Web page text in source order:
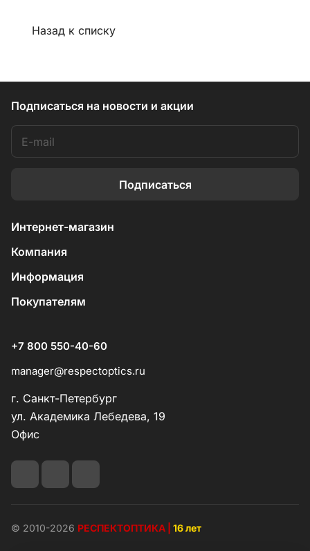
Назад к списку
Подписаться на новости и акции
Подписаться
Интернет-магазин
Компания
Информация
Покупателям
+7 800 550-40-60
manager@respectoptics.ru
г. Санкт-Петербург
ул. Академика Лебедева, 19
Офис
© 2010-2026 РЕСПЕКТОПТИКА | 16 лет